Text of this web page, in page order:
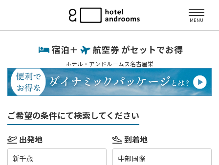
MENU
宿泊＋ 航空券 がセットでお得
ホテル・アンドルームス名古屋栄
ご希望の条件にて検索してください
出発地
新千歳
到着地
中部国際